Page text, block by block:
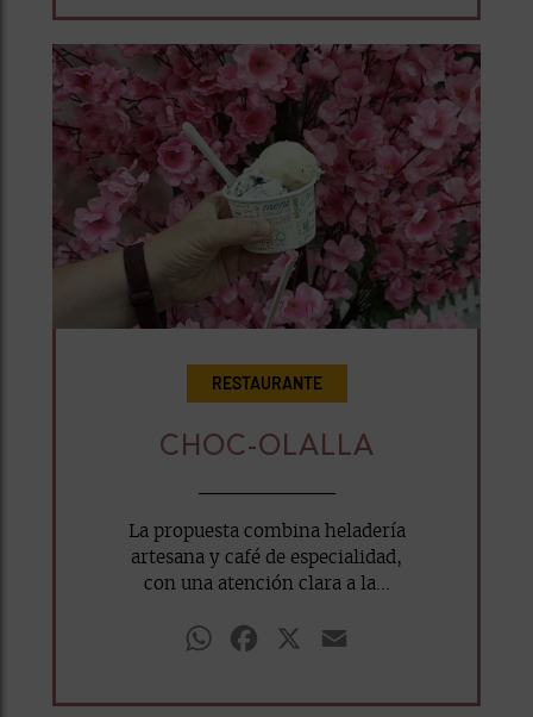
RESTAURANTE
CHOC-OLALLA
La propuesta combina heladería
artesana y café de especialidad,
con una atención clara a la...
WhatsAppFacebook